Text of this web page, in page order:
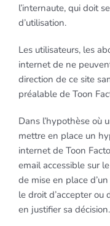
l’internaute, qui doit
d’utilisation.
Les utilisateurs, les
internet de ne
direction de ce site
préalable de Toon
Dans l’hypothèse où
mettre en place un
internet de Toon
email accessible sur
de mise en place
le droit d’accepter ou
en justifier sa décision.